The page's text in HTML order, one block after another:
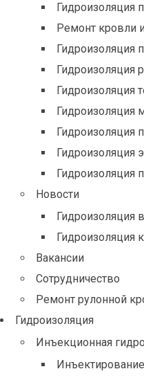
Гидроизоляция
Ремонт кровли
Гидроизоляция
Гидроизоляция
Гидроизоляция
Гидроизоляция
Гидроизоляция
Гидроизоляция
Новости
Гидроизоляция
Гидроизоляция
Вакансии
Сотрудничество
Ремонт рулонной
Гидроизоляция
Инъекционная